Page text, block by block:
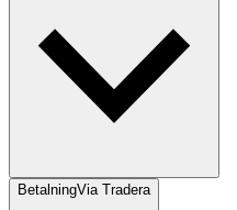
BetalningVia Tradera